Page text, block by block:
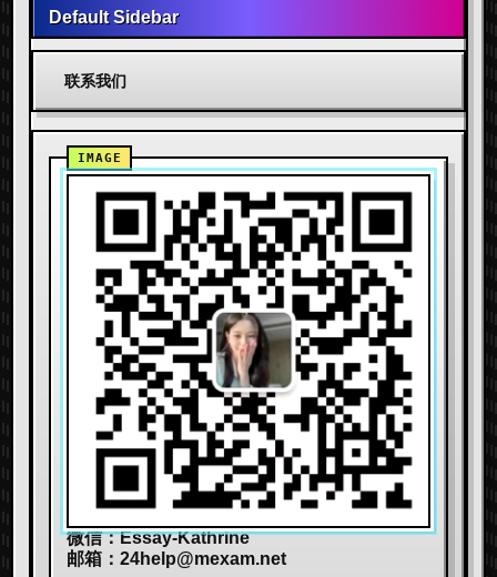
Default Sidebar
联系我们
微信：Essay-Kathrine
邮箱： 24help@mexam.net